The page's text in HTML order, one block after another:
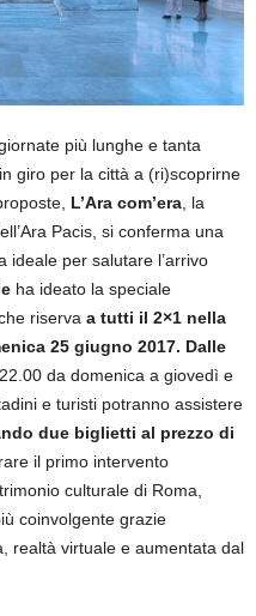
più lunghe e tanta
giro per la città a (ri)scoprirne
L’Ara com’era , la
Pacis, si conferma una
ideale per salutare l’arrivo
ha ideato la speciale
riserva a tutti il 2×1 nella
25 giugno 2017. Dalle
da domenica a giovedì e
e turisti potranno assistere
due biglietti al prezzo di
il primo intervento
culturale di Roma,
coinvolgente grazie
realtà virtuale e aumentata dal